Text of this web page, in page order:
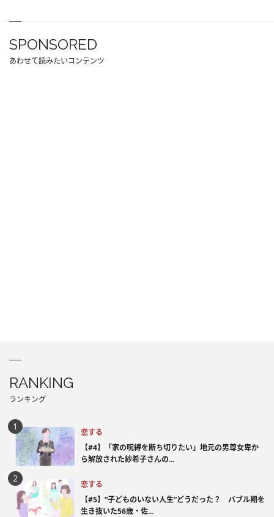
SPONSORED
あわせて読みたいコンテンツ
RANKING
ランキング
恋する
【#4】「家の呪縛を断ち切りたい」地元の男尊女卑か
ら解放された紗希子さんの...
恋する
【#5】“子どものいない人生”どうだった？ バブル期を
生き抜いた56歳・佐...